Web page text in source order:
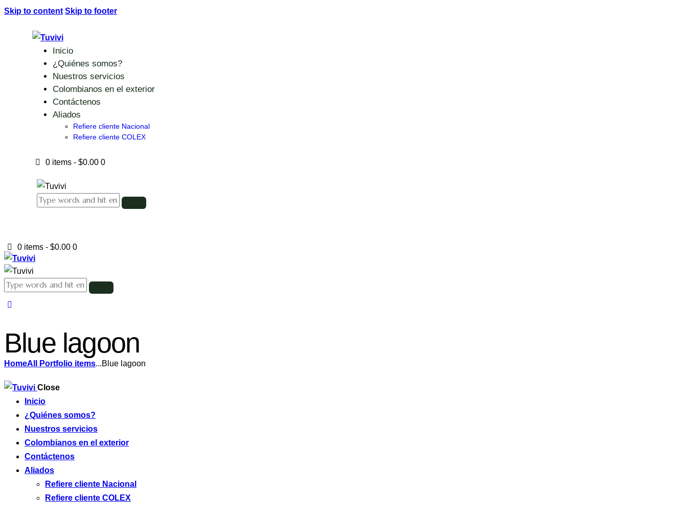
Skip to content Skip to footer
Inicio
¿Quiénes somos?
Nuestros servicios
Colombianos en el exterior
Contáctenos
Aliados
Refiere cliente Nacional
Refiere cliente COLEX
0 items - $0.00 0
0 items - $0.00 0
Blue lagoon
HomeAll Portfolio items...Blue lagoon
Close
Inicio
¿Quiénes somos?
Nuestros servicios
Colombianos en el exterior
Contáctenos
Aliados
Refiere cliente Nacional
Refiere cliente COLEX